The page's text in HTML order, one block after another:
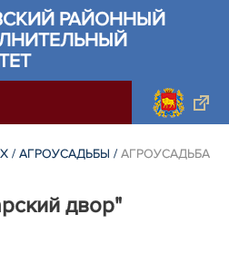
РАЙОННЫЙ
/ АГРОУСАДЬБЫ / АГРОУСАДЬБА
двор"